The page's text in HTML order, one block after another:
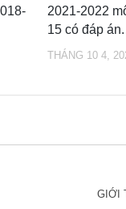
2021-2022
15 có đáp án.
THÁNG 10 4,
GIỚI